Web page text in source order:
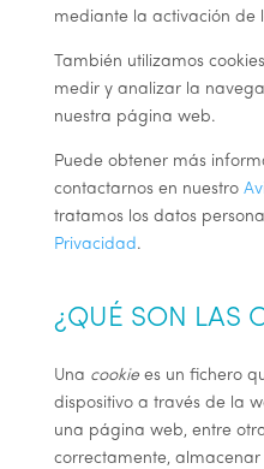
mediante la activación de
También utilizamos
medir y analizar la
nuestra página web.
Puede obtener más
contactarnos en nuestro
tratamos los datos
Privacidad .
¿QUÉ SON LAS
Una cookie es un fichero
dispositivo a través de la
una página web, entre
correctamente,